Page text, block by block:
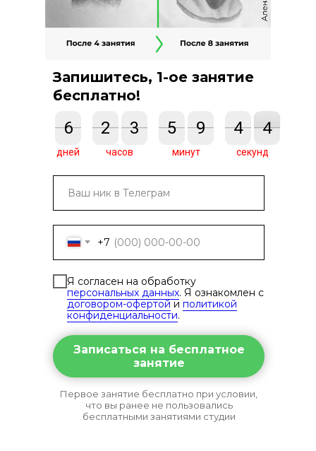
+7
Я согласен на обработку
персональных данных. Я ознакомлен с
договором-офертойи политикой
конфиденциальности.
Записаться на бесплатное
занятие
Первое занятие бесплатно при условии,
что вы ранее не пользовались
бесплатными занятиями студии
7
6
6
7
дней
0
2
2
0 0
3
3
0
часов
0
5
5
0 0
9
9
0
минут
5
4
4
5 4
3
3
4
секунд
Запишитесь, 1-ое занятие
бесплатно!